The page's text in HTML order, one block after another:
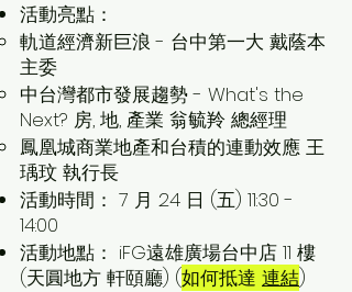
活動亮點：
軌道經濟新巨浪 - 台中第一大 戴蔭本
主委
中台灣都市發展趨勢 - What's the
Next? 房, 地, 產業 翁毓羚 總經理
鳳凰城商業地產和台積的連動效應 王
瑀玟 執行長
活動時間： 7 月 24 日 (五) 11:30 -
14:00
活動地點： iFG遠雄廣場台中店 11 樓
(天圓地方 軒頤廳) (如何抵達 連結)